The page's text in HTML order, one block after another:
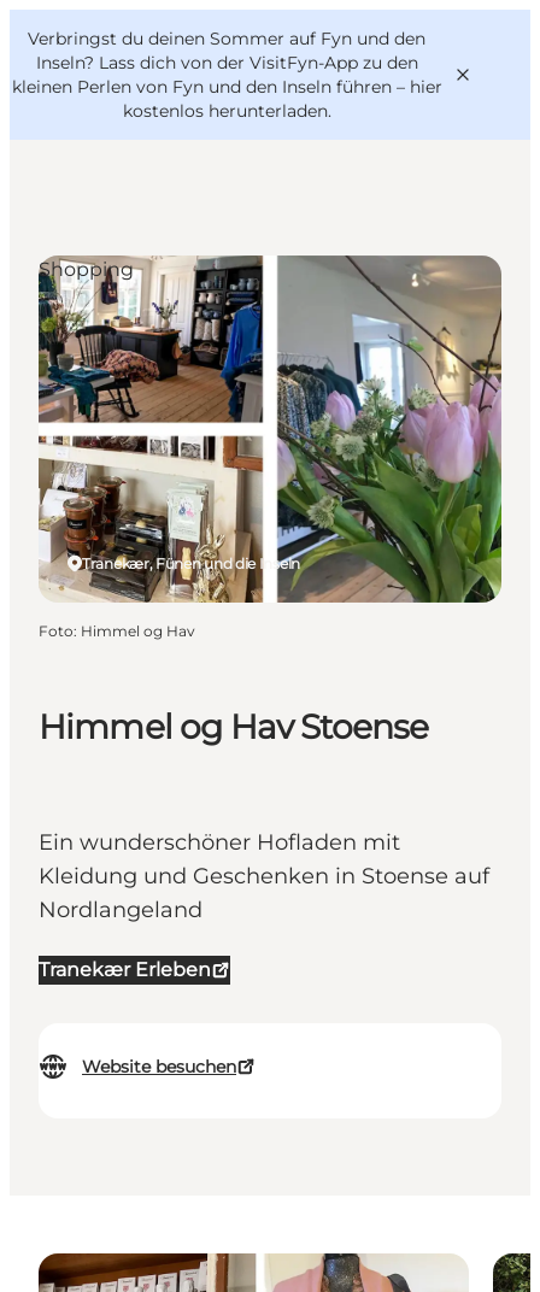
Verbringst du deinen Sommer auf Fyn und den
Inseln? Lass dich von der VisitFyn-App zu den
kleinen Perlen von Fyn und den Inseln führen – hier
kostenlos herunterladen.
Reise Ideen
Outdoor & bike
Essen & trinken
Übernachtung
VisitFyn
Deutsch
Himmel og Hav Stoense
Ein wunderschöner Hofladen mit
Kleidung und Geschenken in Stoense auf
Nordlangeland
Tranekær Erleben
Website besuchen
Tranekær, Fünen und die Inseln
Shopping
Foto: Himmel og Hav